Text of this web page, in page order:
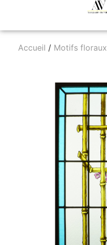
Accueil / Motifs floraux